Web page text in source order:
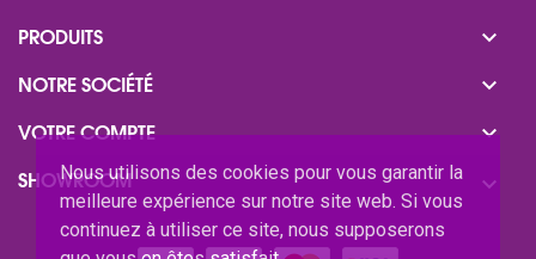
Nous utilisons des cookies pour vous garantir la
meilleure expérience sur notre site web. Si vous
continuez à utiliser ce site, nous supposerons
PRODUITS 
NOTRE SOCIÉTÉ 
VOTRE COMPTE 
SHOWROOM 